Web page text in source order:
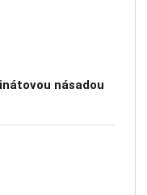
násadou